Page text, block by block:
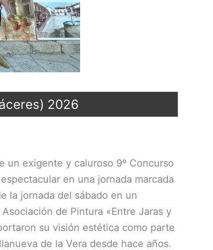
2026
un exigente y caluroso 9º Concurso
en una jornada marcada
la jornada del sábado en un
de Pintura «Entre Jaras y
su visión estética como parte
de la Vera desde hace años.